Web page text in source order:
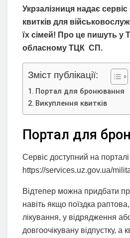
Укрзалізниця надає
квитків для
їх сімей! Про це пишуть у
обласному ТЦК СП.
Зміст публікації:
Портал для бронювання
Викуплення квитків
Портал для
Сервіс доступний на порталі
https://services.uz.gov.ua/
Відтепер можна придбати
навіть якщо поїздка
лікування, у відрядження
довгоочікувану відпустку, а